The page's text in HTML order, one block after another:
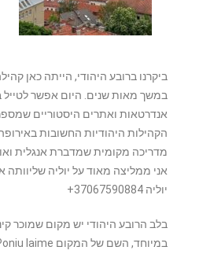
ביקרנו ברובע היהודי, הייתה כאן
במשך מאות שנים. היום אפשר לטייל
אנדרטאות ואתרים היסטוריים
הקהילות היהודיות החשובות
מדריכה מקומית שמדברת אנגלית
אני ממליצה מאוד על יוליה שליוותה
יוליה 37067590884+
בלב הרובע היהודי יש מקום שמוכר